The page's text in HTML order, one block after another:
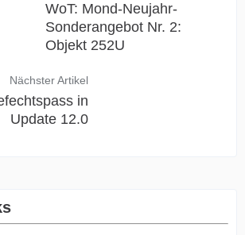
WoT: Mond-Neujahr-
Sonderangebot Nr. 2:
Objekt 252U
Nächster Artikel
in
Update 12.0